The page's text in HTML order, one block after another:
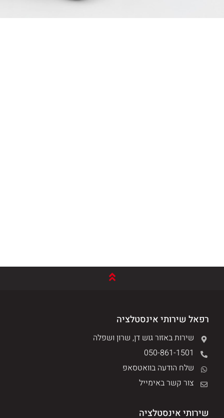
רפאל שירותי אינסטלציה
שירות באזור גוש דן, שרון ושפלה
050-861-1501
שלח הודעה בוואטסאפ
צור קשר באימייל
שירותי אינסטלציה